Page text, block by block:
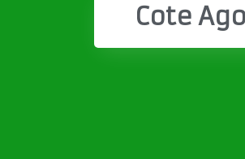
Cote